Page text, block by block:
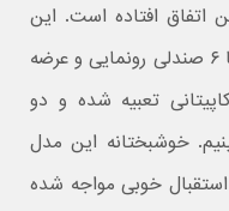
اتفاق افتاده است. این
اولین بار است که بی وای دی تانگ با ۶ صندلی رونمایی و عرضه
تعبیه شده و دو
خوشبختانه این مدل
خوبی مواجه شده